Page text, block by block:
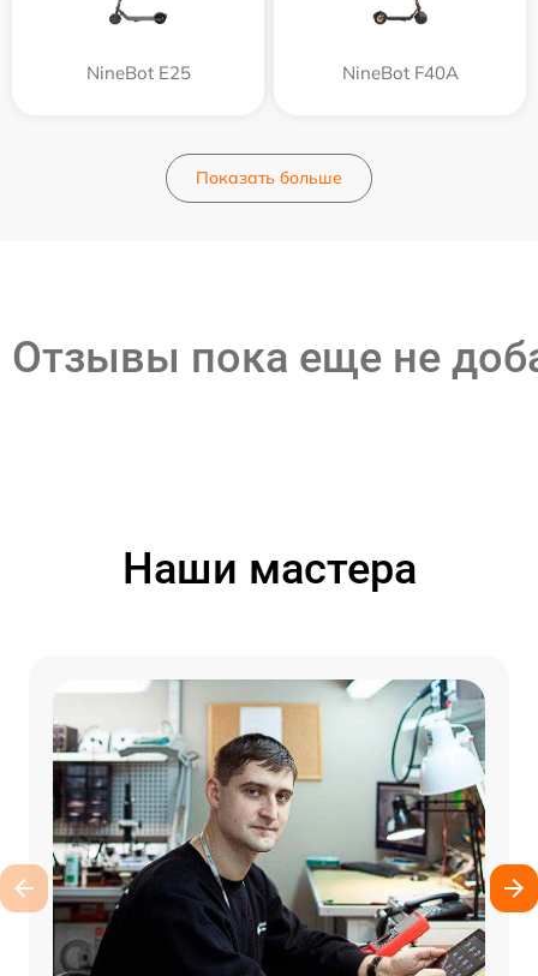
NineBot E25 NineBot F40A
Показать больше
Отзывы пока еще не
Наши мастера